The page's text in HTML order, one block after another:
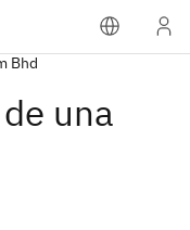
Bhd
una